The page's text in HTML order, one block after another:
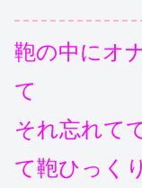
鞄の中にオ
て
それ忘れて
て鞄ひっく